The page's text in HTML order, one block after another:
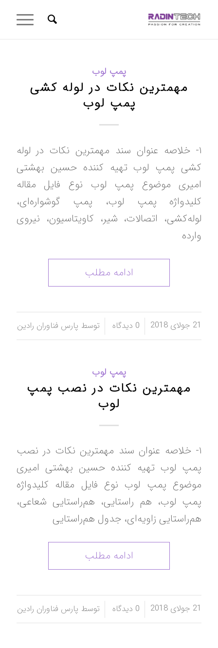
پمپ لوب
مهمترین نکات در لوله کشی
پمپ لوب
۱- خلاصه عنوان سند مهمترین نکات در لوله
کشی پمپ لوب تهیه کننده حسین بهشتی
امیری موضوع پمپ لوب نوع فایل مقاله
کلیدواژه پمپ لوب، پمپ گوشواره‌ای،
لوله‌کشی، اتصالات، شیر، کاویتاسیون، نیروی
وارده
ادامه مطلب
21 جولای 2018 / 0 دیدگاه
/ توسط پارس فناوران رادین
پمپ لوب
مهمترین نکات در نصب پمپ
لوب
۱- خلاصه عنوان سند مهمترین نکات در نصب
پمپ لوب تهیه کننده حسین بهشتی امیری
موضوع پمپ لوب نوع فایل مقاله کلیدواژه
پمپ لوب، هم راستایی، هم‌راستایی شعاعی،
هم‌راستایی زاویه‌ای، جدول هم‌راستایی
ادامه مطلب
21 جولای 2018 / 0 دیدگاه
/ توسط پارس فناوران رادین